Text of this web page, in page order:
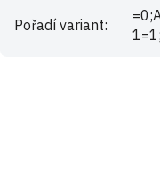
Pořadí variant: